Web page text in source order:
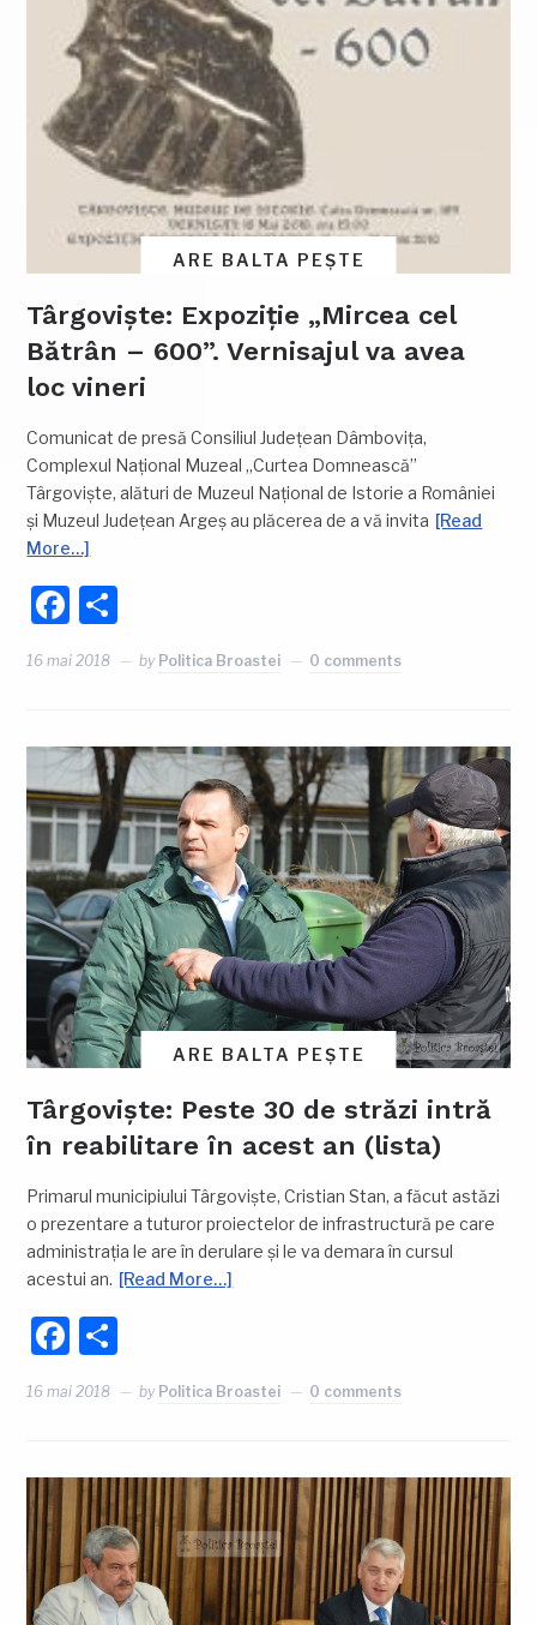
ARE BALTA PEȘTE
Târgoviște: Expoziție „Mircea cel
Bătrân – 600”. Vernisajul va avea
loc vineri
Comunicat de presă Consiliul Judeţean Dâmboviţa,
Complexul Național Muzeal „Curtea Domnească”
Târgoviște, alături de Muzeul Național de Istorie a României
și Muzeul Județean Argeș au plăcerea de a vă invita [Read
More…]
Facebook
16 mai 2018 by Politica Broastei 0 comments
ARE BALTA PEȘTE
Târgoviște: Peste 30 de străzi intră
în reabilitare în acest an (lista)
Primarul municipiului Târgoviște, Cristian Stan, a făcut astăzi
o prezentare a tuturor proiectelor de infrastructură pe care
administrația le are în derulare și le va demara în cursul
acestui an. [Read More…]
Facebook
16 mai 2018 by Politica Broastei 0 comments